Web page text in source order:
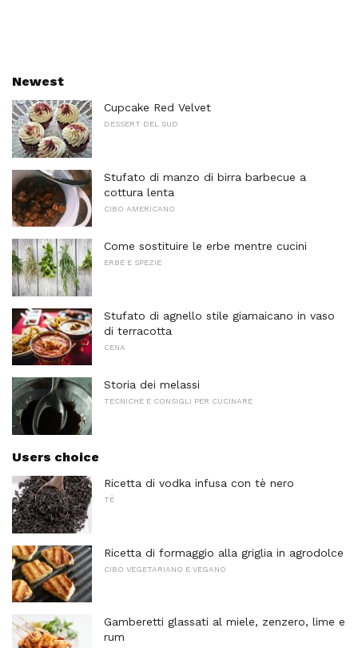
Newest
Cupcake Red Velvet
DESSERT DEL SUD
Stufato di manzo di birra barbecue a
cottura lenta
CIBO AMERICANO
Come sostituire le erbe mentre cucini
ERBE E SPEZIE
Stufato di agnello stile giamaicano in vaso
di terracotta
CENA
Storia dei melassi
TECNICHE E CONSIGLI PER CUCINARE
Users choice
Ricetta di vodka infusa con tè nero
TÈ
Ricetta di formaggio alla griglia in agrodolce
CIBO VEGETARIANO E VEGANO
Gamberetti glassati al miele, zenzero, lime e
rum